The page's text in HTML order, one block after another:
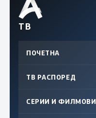
ТВ
ПОЧЕТНА
ТВ РАСПОРЕД
СЕРИИ И ФИЛМОВИ